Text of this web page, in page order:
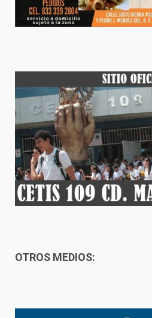
OTROS MEDIOS: